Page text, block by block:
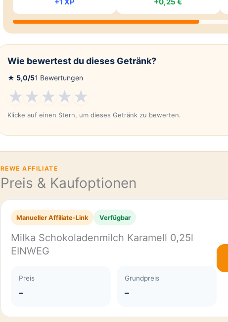
Wie bewertest du dieses Getränk?
★ 5,0/51 Bewertungen
★★★★★
Klicke auf einen Stern, um dieses Getränk zu bewerten.
REWE AFFILIATE
Preis & Kaufoptionen
Manueller Affiliate-Link Verfügbar
Milka Schokoladenmilch Karamell 0,25l
EINWEG
Preis
–
Grundpreis
–